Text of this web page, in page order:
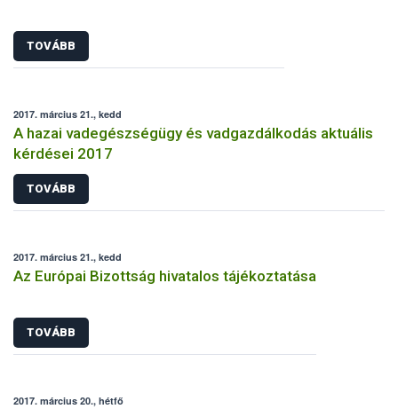
TOVÁBB
2017. március 21., kedd
A hazai vadegészségügy és vadgazdálkodás aktuális
kérdései 2017
TOVÁBB
2017. március 21., kedd
Az Európai Bizottság hivatalos tájékoztatása
TOVÁBB
2017. március 20., hétfő